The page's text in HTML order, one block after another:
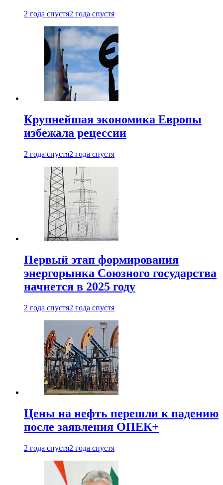
2 года спустя2 года спустя
Крупнейшая экономика Европы
избежала рецессии
2 года спустя2 года спустя
Первый этап формирования
энергорынка Союзного государства
начнется в 2025 году
2 года спустя2 года спустя
Цены на нефть перешли к падению
после заявления ОПЕК+
2 года спустя2 года спустя